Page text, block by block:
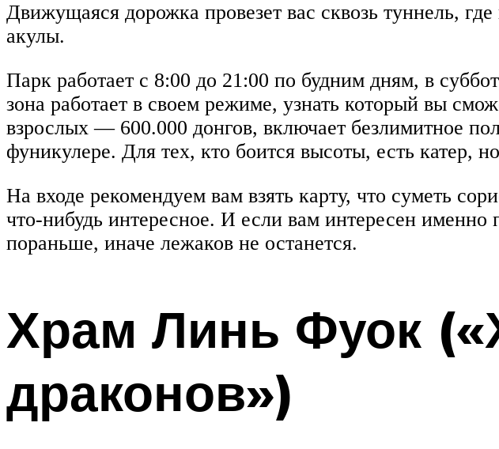
Движущаяся дорожка провезет вас сквозь туннель,
акулы.
Парк работает с 8:00 до 21:00 по будним дням, в
зона работает в своем режиме, узнать который вы
взрослых — 600.000 донгов, включает безлимитное
фуникулере. Для тех, кто боится высоты, есть катер,
На входе рекомендуем вам взять карту, что суметь
что-нибудь интересное. И если вам интересен
пораньше, иначе лежаков не останется.
Храм Линь Фуок
драконов»)